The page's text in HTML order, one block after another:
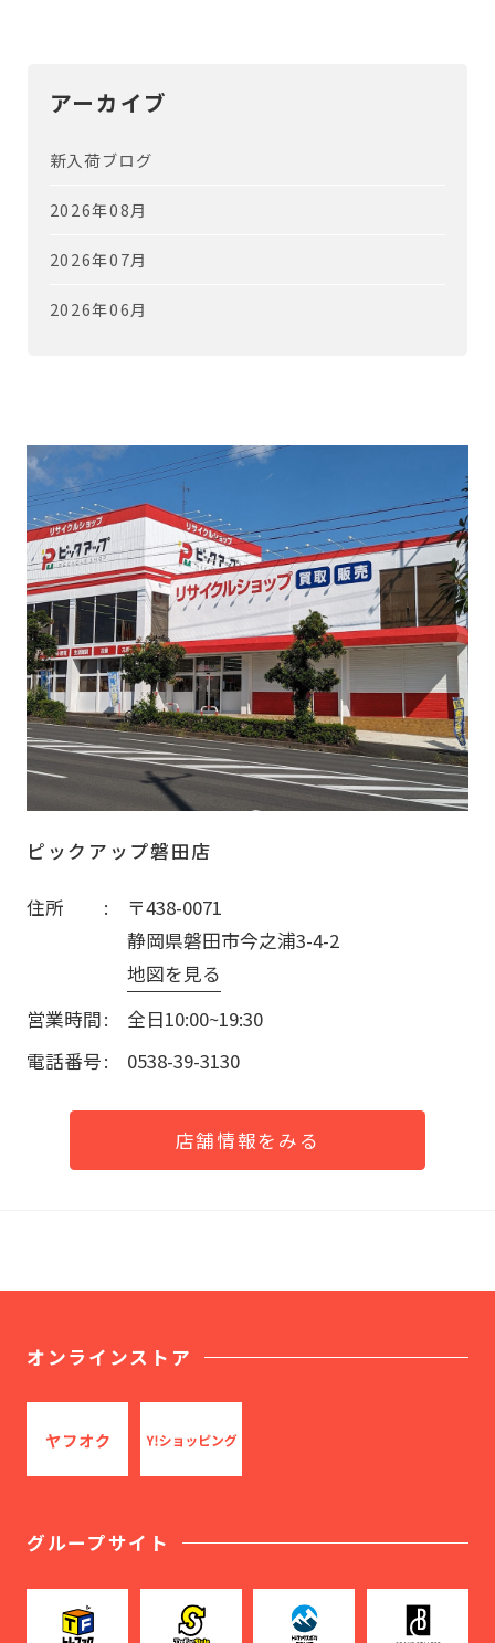
アーカイブ
新入荷ブログ
2026年08月
2026年07月
2026年06月
ピックアップ磐田店
住所
〒438-0071
静岡県磐田市今之浦3-4-2
地図を見る
営業時間
全日10:00~19:30
電話番号
0538-39-3130
店舗情報をみる
オンラインストア
グループサイト